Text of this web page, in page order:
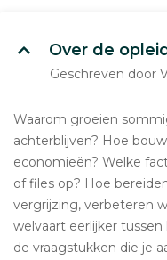
Over de
Geschreven door
Waarom groeien
achterblijven? Hoe
economieën? Welke
of files op? Hoe
vergrijzing, verbeteren
welvaart eerlijker
de vraagstukken die je